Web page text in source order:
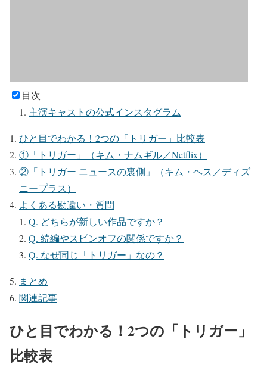
目次
主演キャストの公式インスタグラム
ひと目でわかる！2つの「トリガー」比較表
①「トリガー」（キム・ナムギル／Netflix）
②「トリガー ニュースの裏側」（キム・ヘス／ディズ
ニープラス）
よくある勘違い・質問
Q. どちらが新しい作品ですか？
Q. 続編やスピンオフの関係ですか？
Q. なぜ同じ「トリガー」なの？
まとめ
関連記事
ひと目でわかる！2つの「トリガー」
比較表